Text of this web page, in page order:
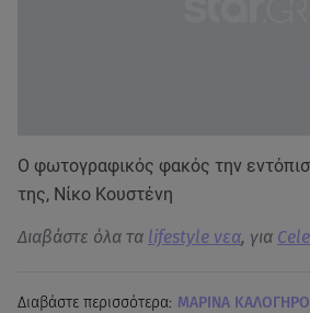
Ο φωτογραφικός φακός την
της, Νίκο Κουστένη
Διαβάστε όλα τα lifestyle νεα, για
Διαβάστε περισσότερα: ΜΑΡΙΝΑ